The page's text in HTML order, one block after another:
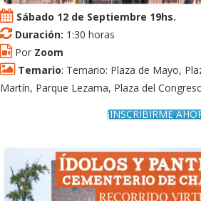
Sábado 12 de Septiembre 19hs.
Duración: 1:30 horas
Por Zoom
Temario: Temario: Plaza de Mayo,
Martín, Parque Lezama, Plaza del
¡INSCRIBIRME